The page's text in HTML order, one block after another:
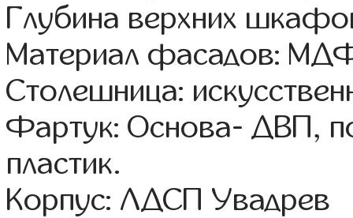
Глубина верхних
Материал фасадов:
Столешница:
Фартук: Основа- ДВП,
пластик.
Корпус: ЛДСП Увадрев